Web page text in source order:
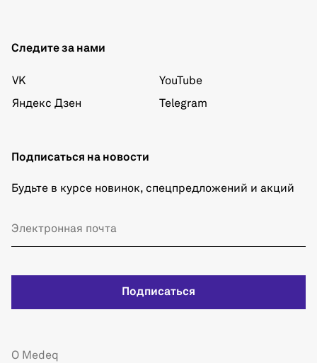
Следите за нами
VK
Яндекс Дзен
YouTube
Telegram
Подписаться на новости
Будьте в курсе новинок, спецпредложений и акций
Подписаться
О Medeq